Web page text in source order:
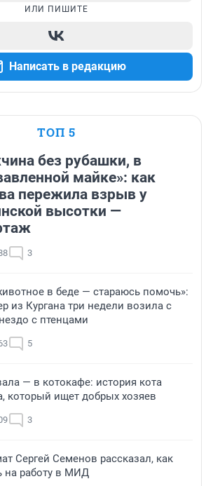
ИЛИ ПИШИТЕ
Написать в редакцию
ТОП 5
без рубашки, в
майке»: как
пережила взрыв у
высотки —
3
в беде — стараюсь помочь»:
из Кургана три недели возила с
с птенцами
5
— в котокафе: история кота
который ищет добрых хозяев
3
Сергей Семенов рассказал, как
на работу в МИД